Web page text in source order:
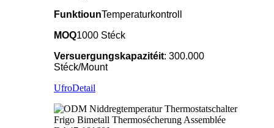
FunktiounTemperaturkontroll
MOQ1000 Stéck
Versuergungskapazitéit: 300.000
Stéck/Mount
UfroDetail